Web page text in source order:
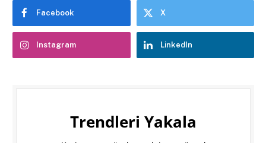
Facebook X
Instagram LinkedIn
Trendleri Yakala